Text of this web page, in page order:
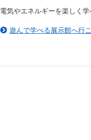
電気やエネルギーを楽しく
遊んで学べる展示館へ行こ